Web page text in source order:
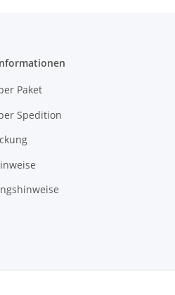
Paket
Spedition